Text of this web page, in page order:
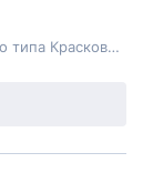
Московская область, посёлок городского типа Красково, улица Карла Маркса, 1/1